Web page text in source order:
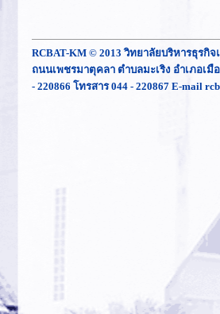
RCBAT-KM © 2013 วิทยาลัยบริหารธุรกิ
ถนนเพชรมาตุคลา ตำบลมะเริง อำเภอเมื
- 220866 โทรสาร 044 - 220867 E-mail